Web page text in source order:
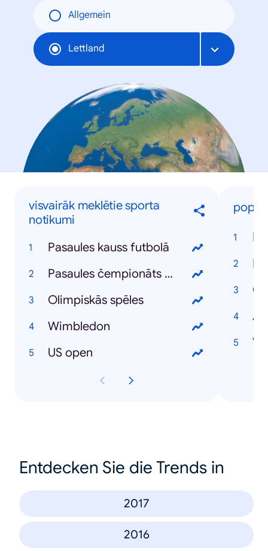
Allgemein
Lettland
visvairāk meklētie sporta
notikumi
Pasaules kauss futbolā
Pasaules čempionāts hokejā
Olimpiskās spēles
Wimbledon
US open
Entdecken Sie die Trends in
2017
2016